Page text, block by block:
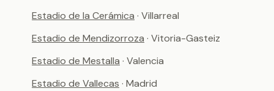
Estadio de la Cerámica · Villarreal
Estadio de Mendizorroza · Vitoria-Gasteiz
Estadio de Mestalla · Valencia
Estadio de Vallecas · Madrid